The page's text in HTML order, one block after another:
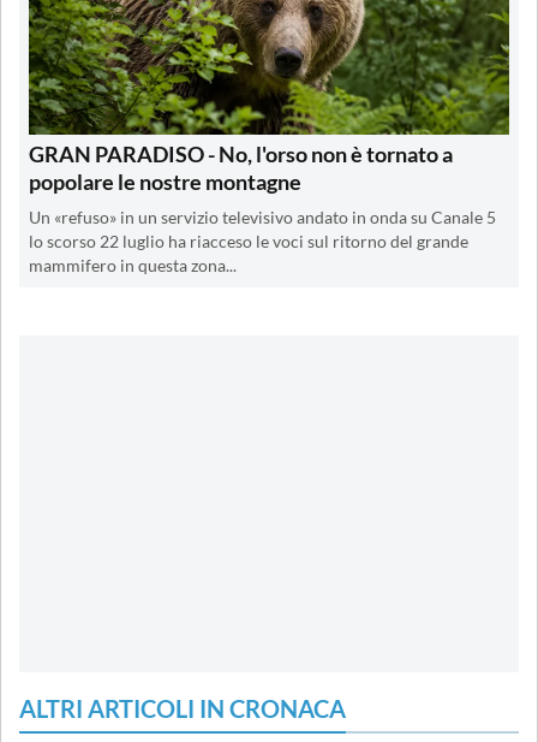
GRAN PARADISO - No, l'orso non è tornato a
popolare le nostre montagne
Un «refuso» in un servizio televisivo andato in onda su Canale 5
lo scorso 22 luglio ha riacceso le voci sul ritorno del grande
mammifero in questa zona...
ALTRI ARTICOLI IN CRONACA